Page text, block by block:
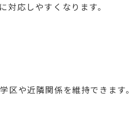
応しやすくなります。
や近隣関係を維持できます。